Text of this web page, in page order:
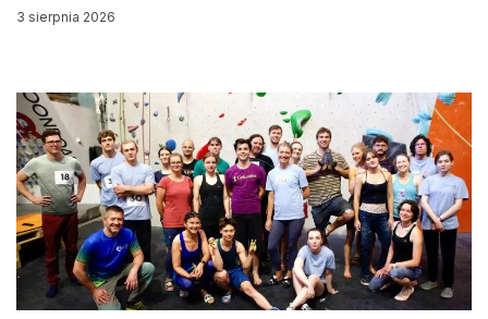
3 sierpnia 2026